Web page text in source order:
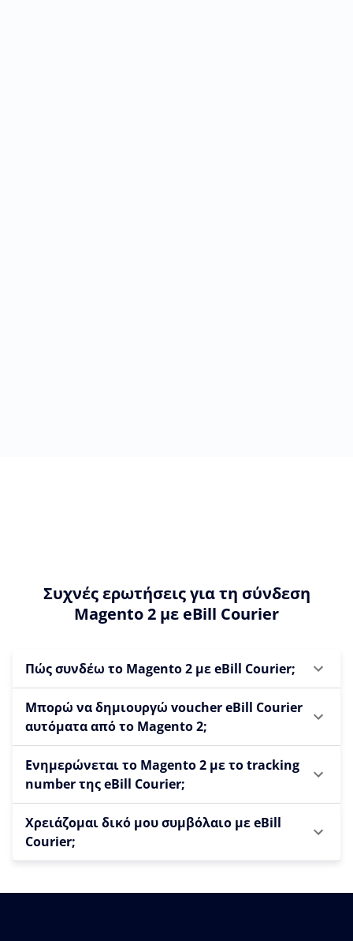
Συχνές ερωτήσεις για τη σύνδεση
Magento 2 με eBill Courier
Πώς συνδέω το Magento 2 με eBill Courier;
Μπορώ να δημιουργώ voucher eBill Courier
αυτόματα από το Magento 2;
Ενημερώνεται το Magento 2 με το tracking
number της eBill Courier;
Χρειάζομαι δικό μου συμβόλαιο με eBill
Courier;